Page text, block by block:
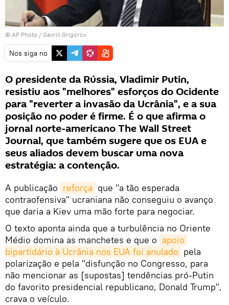
© AP Photo / Gavriil Grigorov
Nos siga no
O presidente da Rússia, Vladimir Putin,
resistiu aos "melhores" esforços do Ocidente
para "reverter a invasão da Ucrânia", e a sua
posição no poder é firme. É o que afirma o
jornal norte-americano The Wall Street
Journal, que também sugere que os EUA e
seus aliados devem buscar uma nova
estratégia: a contenção.
A publicação reforça que "a tão esperada
contraofensiva" ucraniana não conseguiu o avanço
que daria a Kiev uma mão forte para negociar.
O texto aponta ainda que a turbulência no Oriente
Médio domina as manchetes e que o apoio
bipartidário à Ucrânia nos EUA foi anulado pela
polarização e pela "disfunção no Congresso, para
não mencionar as [supostas] tendências pró-Putin
do favorito presidencial republicano, Donald Trump",
crava o veículo.